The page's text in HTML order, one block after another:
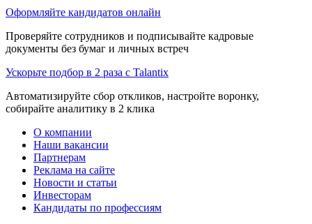
Оформляйте кандидатов онлайн
Проверяйте сотрудников и подписывайте кадровые
документы без бумаг и личных встреч
Ускорьте подбор в 2 раза с Talantix
Автоматизируйте сбор откликов, настройте воронку,
собирайте аналитику в 2 клика
О компании
Наши вакансии
Партнерам
Реклама на сайте
Новости и статьи
Инвесторам
Кандидаты по профессиям